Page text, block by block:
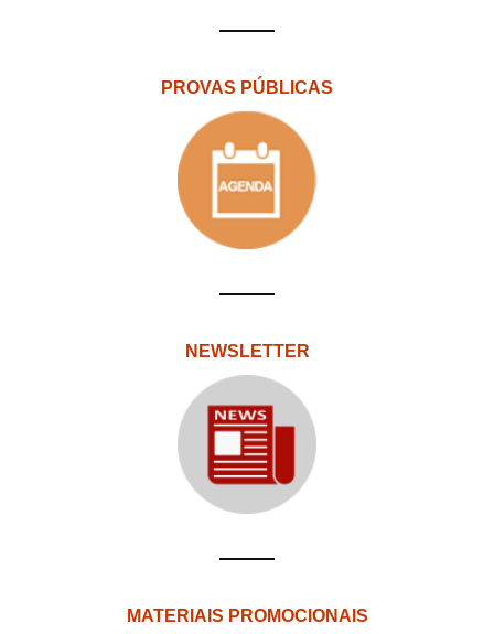
PROVAS PÚBLICAS
NEWSLETTER
MATERIAIS PROMOCIONAIS